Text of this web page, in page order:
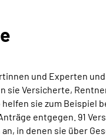
und Experten
sie Versicherte,
sie zum Beispiel
entgegen. 91
in denen sie über